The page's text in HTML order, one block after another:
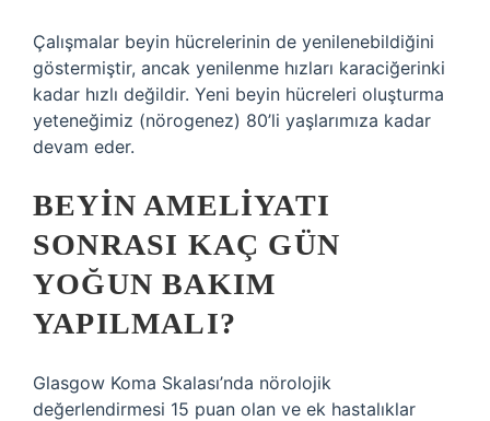
Çalışmalar beyin hücrelerinin de yenilenebildiğini
göstermiştir, ancak yenilenme hızları karaciğerinki
kadar hızlı değildir. Yeni beyin hücreleri oluşturma
yeteneğimiz (nörogenez) 80’li yaşlarımıza kadar
devam eder.
BEYIN AMELIYATI
SONRASI KAÇ GÜN
YOĞUN BAKIM
YAPILMALI?
Glasgow Koma Skalası’nda nörolojik
değerlendirmesi 15 puan olan ve ek hastalıklar